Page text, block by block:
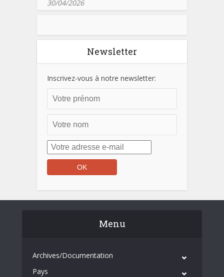
30/04/2026
Newsletter
Inscrivez-vous à notre newsletter:
Menu
Archives/Documentation
Pays